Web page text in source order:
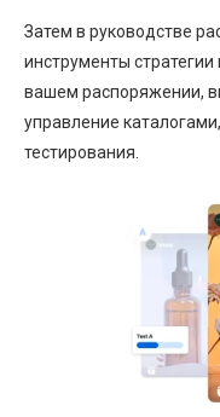
Затем в руководстве
инструменты
вашем распоряжении,
управление
тестирования.